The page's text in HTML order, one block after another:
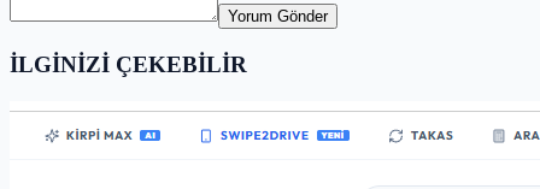
Yorum Gönder
İLGİNİZİ ÇEKEBİLİR